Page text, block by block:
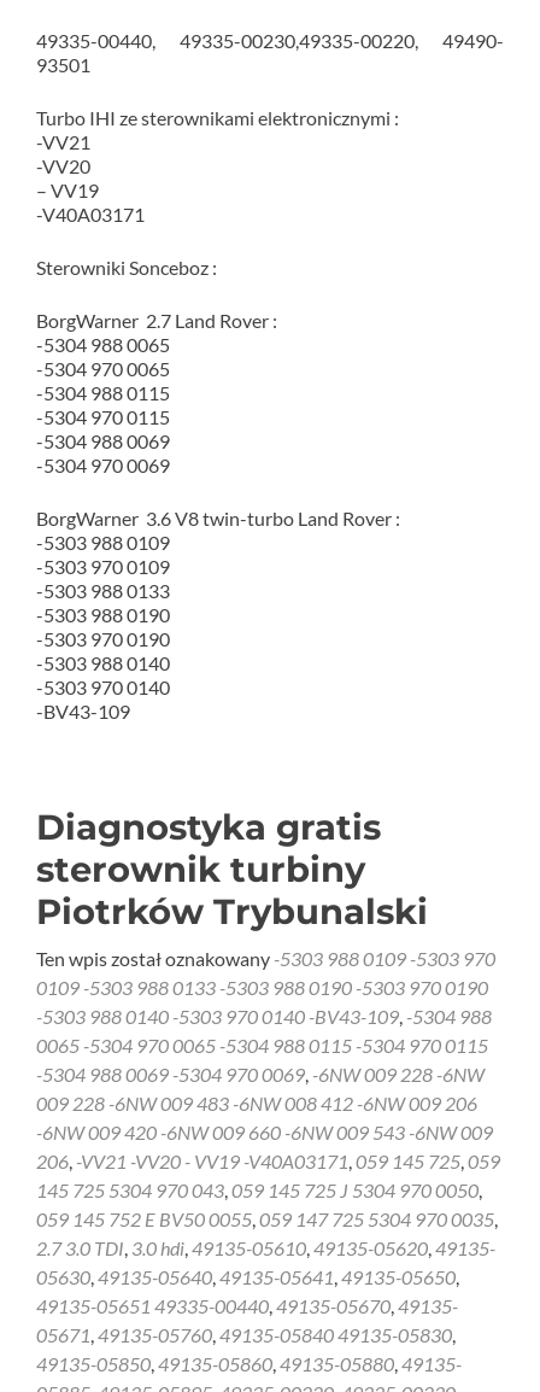
49335-00440, 49335-00230,49335-00220, 49490-
93501
Turbo IHI ze sterownikami elektronicznymi :
-VV21
-VV20
– VV19
-V40A03171
Sterowniki Sonceboz :
BorgWarner 2.7 Land Rover :
-5304 988 0065
-5304 970 0065
-5304 988 0115
-5304 970 0115
-5304 988 0069
-5304 970 0069
BorgWarner 3.6 V8 twin-turbo Land Rover :
-5303 988 0109
-5303 970 0109
-5303 988 0133
-5303 988 0190
-5303 970 0190
-5303 988 0140
-5303 970 0140
-BV43-109
Diagnostyka gratis
sterownik turbiny
Piotrków Trybunalski
Ten wpis został oznakowany -5303 988 0109 -5303 970
0109 -5303 988 0133 -5303 988 0190 -5303 970 0190
-5303 988 0140 -5303 970 0140 -BV43-109, -5304 988
0065 -5304 970 0065 -5304 988 0115 -5304 970 0115
-5304 988 0069 -5304 970 0069, -6NW 009 228 -6NW
009 228 -6NW 009 483 -6NW 008 412 -6NW 009 206
-6NW 009 420 -6NW 009 660 -6NW 009 543 -6NW 009
206, -VV21 -VV20 - VV19 -V40A03171,059 145 725,059
145 725 5304 970 043,059 145 725 J 5304 970 0050,
059 145 752 E BV50 0055,059 147 725 5304 970 0035,
2.7 3.0 TDI, 3.0 hdi,49135-05610,49135-05620,49135-
05630,49135-05640,49135-05641,49135-05650,
49135-05651 49335-00440,49135-05670,49135-
05671,49135-05760,49135-05840 49135-05830,
49135-05850,49135-05860,49135-05880,49135-